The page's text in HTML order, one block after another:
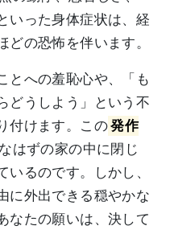
いった身体症状は、経
の恐怖を伴います。
とへの羞恥心や、「も
どうしよう」という不
付けます。この発作
はずの家の中に閉じ
るのです。しかし、
に外出できる穏やかな
なたの願いは、決して